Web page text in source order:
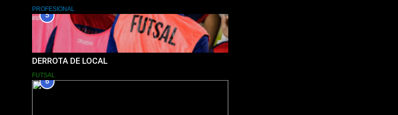
PROFESIONAL
5
DERROTA DE LOCAL
FUTSAL
6